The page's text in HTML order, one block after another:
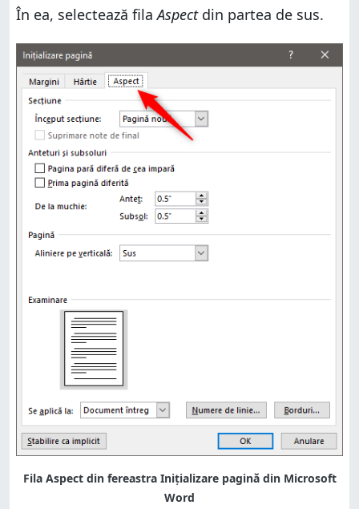
În ea, selectează filaAspectdin partea de sus.
Fila Aspect din fereastra Inițializare pagină din Microsoft
Word